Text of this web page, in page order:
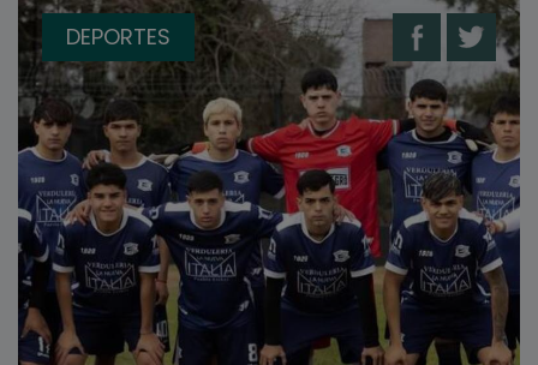
DEPORTES